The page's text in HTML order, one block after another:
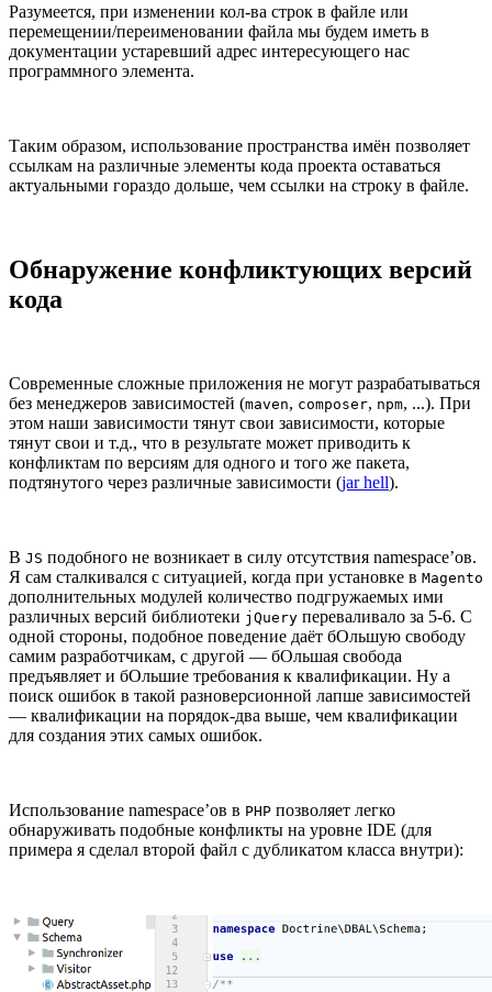
Разумеется, при изменении кол-ва строк в файле или
перемещении/переименовании файла мы будем иметь в
документации устаревший адрес интересующего нас
программного элемента.
Таким образом, использование пространства имён позволяет
ссылкам на различные элементы кода проекта оставаться
актуальными гораздо дольше, чем ссылки на строку в файле.
Обнаружение конфликтующих версий
кода
Современные сложные приложения не могут разрабатываться
без менеджеров зависимостей (maven, composer, npm, ...). При
этом наши зависимости тянут свои зависимости, которые
тянут свои и т.д., что в результате может приводить к
конфликтам по версиям для одного и того же пакета,
подтянутого через различные зависимости (jar hell).
В JS подобного не возникает в силу отсутствия namespace’ов.
Я сам сталкивался с ситуацией, когда при установке в Magento
дополнительных модулей количество подгружаемых ими
различных версий библиотеки jQuery переваливало за 5-6. С
одной стороны, подобное поведение даёт бОльшую свободу
самим разработчикам, с другой — бОльшая свобода
предъявляет и бОльшие требования к квалификации. Ну а
поиск ошибок в такой разноверсионной лапше зависимостей
— квалификации на порядок-два выше, чем квалификации
для создания этих самых ошибок.
Использование namespace’ов в PHP позволяет легко
обнаруживать подобные конфликты на уровне IDE (для
примера я сделал второй файл с дубликатом класса внутри):